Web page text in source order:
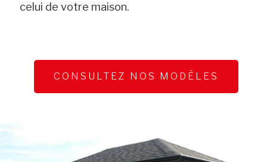
celui de votre maison.
CONSULTEZ NOS MODÈLES